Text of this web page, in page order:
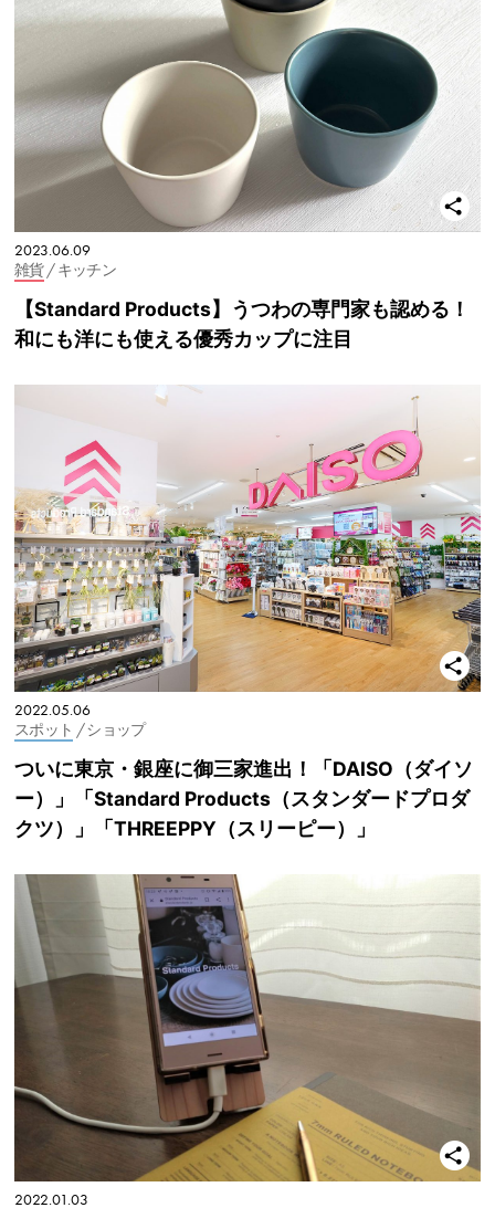
2023.06.09
雑貨/ キッチン
【Standard Products】うつわの専門家も認める！
和にも洋にも使える優秀カップに注目
2022.05.06
スポット / ショップ
ついに東京・銀座に御三家進出！「DAISO（ダイソ
ー）」「Standard Products（スタンダードプロダ
クツ）」「THREEPPY（スリーピー）」
2022.01.03